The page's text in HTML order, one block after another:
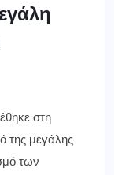
στη
της μεγάλης
των